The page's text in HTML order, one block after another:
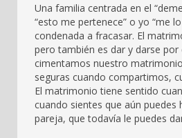
Una familia centrada en el
“esto me pertenece” o yo “me
condenada a fracasar. El
pero también es dar y darse
cimentamos nuestro
seguras cuando compartimos,
El matrimonio tiene sentido
cuando sientes que aún puedes
pareja, que todavía le puedes